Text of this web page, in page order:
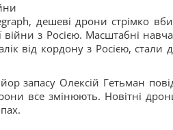
дешеві дрони стрімко
війни з Росією. Масштабні
від кордону з Росією,
запасу Олексій Гетьман
все змінюють. Новітні